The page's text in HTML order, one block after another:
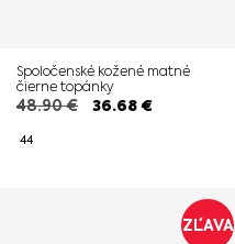
Spoločenské kožené matné
čierne topánky
48.90€ 36.68€
44
ZĽAVA